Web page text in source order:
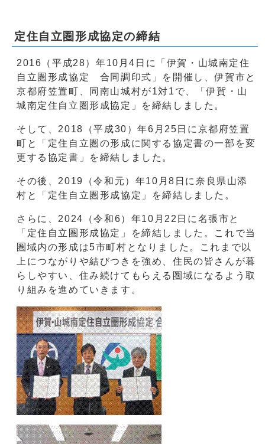
定住自立圏形成協定の締結
2016（平成28）年10月4日に「伊賀・山城南定住
自立圏形成協定 合同調印式」を開催し、伊賀市と
京都府笠置町、同南山城村が1対1で、「伊賀・山
城南定住自立圏形成協定」を締結しました。
そして、2018（平成30）年6月25日に京都府笠置
町と「定住自立圏の形成に関する協定書の一部を変
更する協定書」を締結しました。
その後、2019（令和元）年10月8日に奈良県山添
村と「定住自立圏形成協定」を締結しました。
さらに、2024（令和6）年10月22日に名張市と
「定住自立圏形成協定」を締結しました。これで当
圏域内の形成は5市町村となりました。これまで以
上につながりや結びつきを強め、住民の皆さんが暮
らしやすい、住み続けてもらえる圏域になるよう取
り組みを進めていきます。